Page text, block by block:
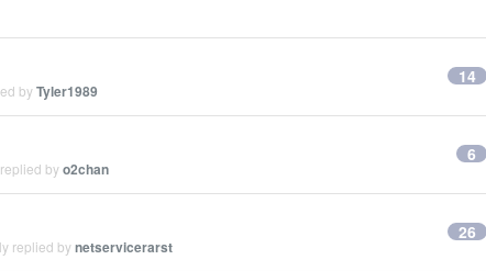
byTyler1989
14
byo2chan
6
replied bynetservicerarst
26